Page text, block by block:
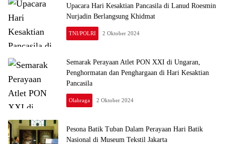
Upacara Hari Kesaktian Pancasila di Lanud Roesmin
Nurjadin Berlangsung Khidmat
TNI/POLRI 2 Oktober 2024
Semarak Perayaan Atlet PON XXI di Ungaran,
Penghormatan dan Penghargaan di Hari Kesaktian
Pancasila
Olahraga 2 Oktober 2024
Pesona Batik Tuban Dalam Perayaan Hari Batik
Nasional di Museum Tekstil Jakarta